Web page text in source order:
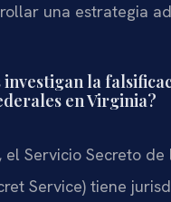
una estrategia
investigan la
en Virginia?
el Servicio Secreto de
Service) tiene